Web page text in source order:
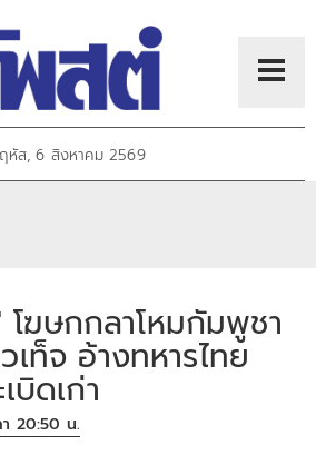
หัส, 6 สิงหาคม 2569
ฆษกกลาโหมกัมพูชา
ท็จ อ้างทหารไทย
บิดเก่า
20:50 น.